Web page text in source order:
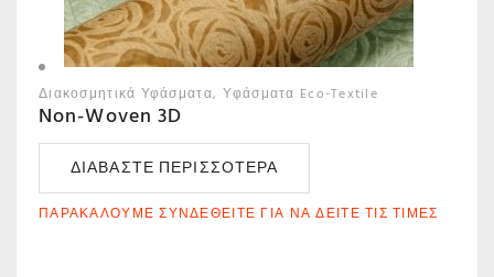
Διακοσμητικά Υφάσματα Υφάσματα Eco-Textile
Non-Woven 3D
ΔΙΑΒΆΣΤΕ ΠΕΡΙΣΣΌΤΕΡΑ
ΠΑΡΑΚΑΛΟΎΜΕ ΣΥΝΔΕΘΕΊΤΕ ΓΙΑ ΝΑ ΔΕΊΤΕ ΤΙΣ ΤΙΜΈΣ